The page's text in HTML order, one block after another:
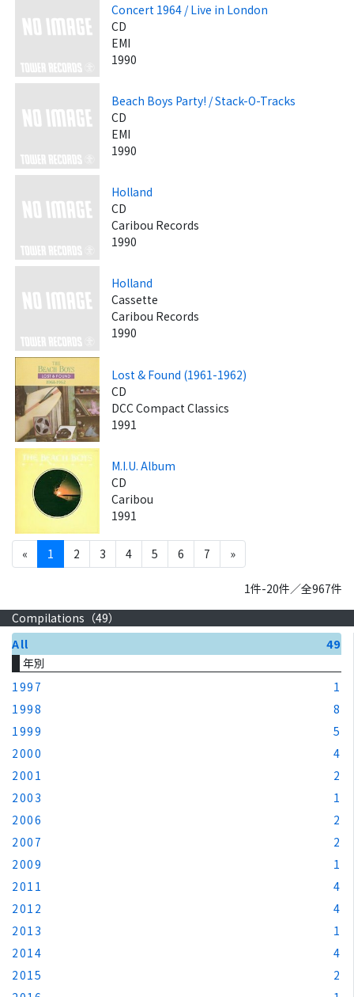
Concert 1964 / Live in London
CD
EMI
1990
Beach Boys Party! / Stack-O-Tracks
CD
EMI
1990
Holland
CD
Caribou Records
1990
Holland
Cassette
Caribou Records
1990
Lost & Found (1961-1962)
CD
DCC Compact Classics
1991
M.I.U. Album
CD
Caribou
1991
« 1 2 3 4 5 6 7 »
1件-20件／全967件
Compilations（49）
All
49
年別
1997
1
1998
8
1999
5
2000
4
2001
2
2003
1
2006
2
2007
2
2009
1
2011
4
2012
4
2013
1
2014
4
2015
2